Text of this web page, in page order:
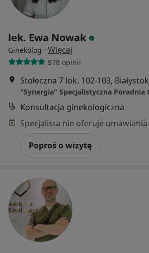
lek. Ewa Nowak
Ginekolog · Więcej
978 opinii
Stołeczna 7 lok. 102-103, Białystok
Konsultacja ginekologiczna
Poproś o wizytę